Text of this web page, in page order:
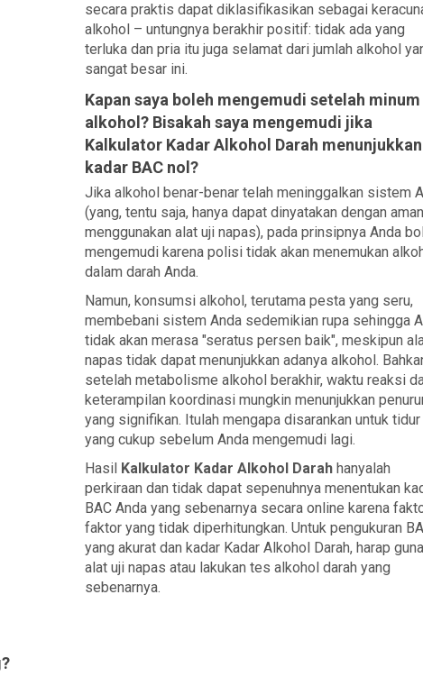
secara praktis dapat diklasifikasikan sebagai
alkohol – untungnya berakhir positif: tidak ada yang
terluka dan pria itu juga selamat dari jumlah alkohol
sangat besar ini.
Kapan saya boleh mengemudi setelah minum
alkohol? Bisakah saya mengemudi jika
Kalkulator Kadar Alkohol Darah menunjukkan
kadar BAC nol?
Jika alkohol benar-benar telah meninggalkan sistem
(yang, tentu saja, hanya dapat dinyatakan dengan aman
menggunakan alat uji napas), pada prinsipnya Anda
mengemudi karena polisi tidak akan menemukan
dalam darah Anda.
Namun, konsumsi alkohol, terutama pesta yang seru,
membebani sistem Anda sedemikian rupa sehingga
tidak akan merasa "seratus persen baik", meskipun
napas tidak dapat menunjukkan adanya alkohol.
setelah metabolisme alkohol berakhir, waktu reaksi
keterampilan koordinasi mungkin menunjukkan
yang signifikan. Itulah mengapa disarankan untuk tidur
yang cukup sebelum Anda mengemudi lagi.
Hasil Kalkulator Kadar Alkohol Darahhanyalah
perkiraan dan tidak dapat sepenuhnya menentukan
BAC Anda yang sebenarnya secara online karena
faktor yang tidak diperhitungkan. Untuk pengukuran
yang akurat dan kadar Kadar Alkohol Darah, harap
alat uji napas atau lakukan tes alkohol darah yang
sebenarnya.